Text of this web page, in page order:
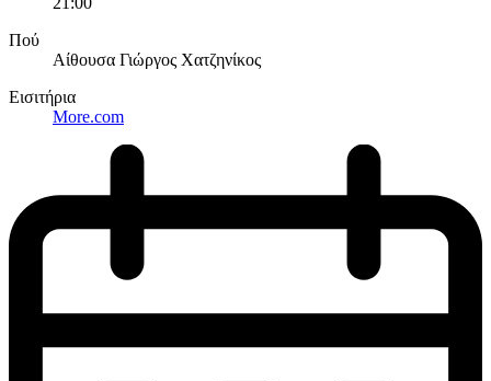
Πού
Αίθουσα Γιώργος Χατζηνίκος
Εισιτήρια
More.com